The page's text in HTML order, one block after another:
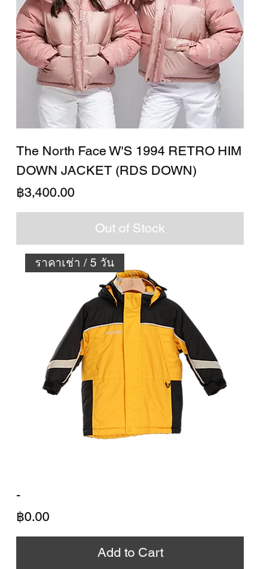
The North Face W'S 1994 RETRO HIM
DOWN JACKET (RDS DOWN)
Price
฿3,400.00
Out of Stock
ราคาเช่า / 5 วัน
-
Price
฿0.00
Add to Cart